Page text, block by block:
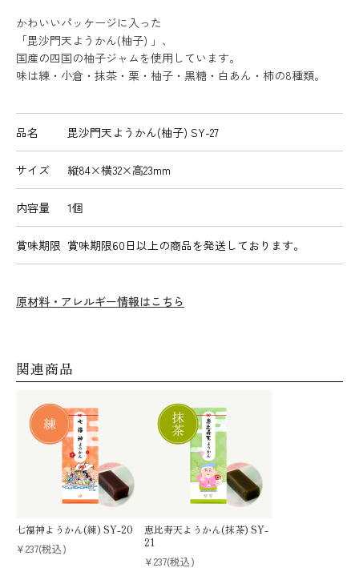
かわいいパッケージに入った
「毘沙門天ようかん(柚子) 」、
国産の四国の柚子ジャムを使用しています。
味は練・小倉・抹茶・栗・柚子・黒糖・白あん・柿の8種類。
品名 毘沙門天ようかん(柚子) SY-27
サイズ 縦84×横32×高23mm
内容量 1個
賞味期限 賞味期限60日以上の商品を発送しております。
原材料・アレルギー情報はこちら
関連商品
七福神ようかん(練) SY-20
¥237(税込)
恵比寿天ようかん(抹茶) SY-
21
¥237(税込)